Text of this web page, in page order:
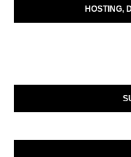
HOSTING,